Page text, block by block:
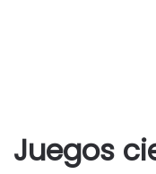
Juegos